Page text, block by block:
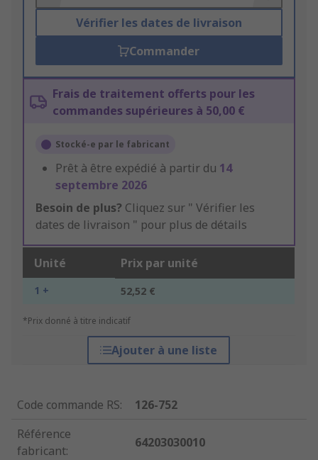
Vérifier les dates de livraison
Commander
Frais de traitement offerts pour les
commandes supérieures à 50,00 €
Stocké-e par le fabricant
Prêt à être expédié à partir du 14
septembre 2026
Besoin de plus? Cliquez sur " Vérifier les
dates de livraison " pour plus de détails
Unité Prix par unité
1 + 52,52 €
*Prix donné à titre indicatif
Ajouter à une liste
Code commande RS:
126-752
Référence
fabricant:
64203030010